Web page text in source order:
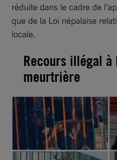
réduite dans le cadre de
que de la Loi népalaise
locale.
Recours illégal
meurtrière